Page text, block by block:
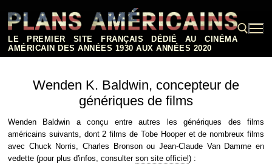
contenu
LE PREMIER SITE FRANÇAIS DÉDIÉ AU CINÉMA
AMÉRICAIN DES ANNÉES 1930 AUX ANNÉES 2020
Wenden K. Baldwin, concepteur de
génériques de films
Wenden Baldwin a conçu entre autres les génériques des films
américains suivants, dont 2 films de Tobe Hooper et de nombreux films
avec Chuck Norris, Charles Bronson ou Jean-Claude Van Damme en
vedette (pour plus d'infos, consulter son site officiel ) :